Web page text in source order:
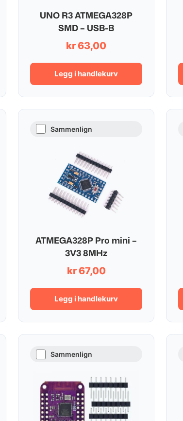
UNO R3 ATMEGA328P
SMD – USB-B
kr 63,00
Legg i handlekurv
Sammenlign
ATMEGA328P Pro mini –
3V3 8MHz
kr67,00
Legg i handlekurv
Sammenlign